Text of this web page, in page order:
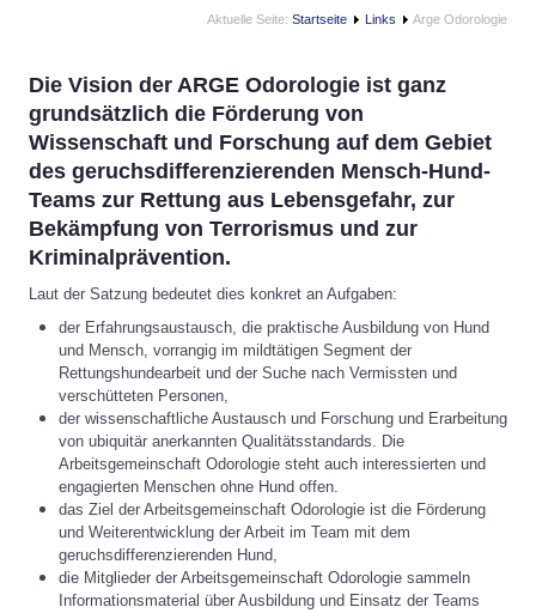
Aktuelle Seite: Startseite Links Arge Odorologie
Die Vision der ARGE Odorologie ist ganz
grundsätzlich die Förderung von
Wissenschaft und Forschung auf dem Gebiet
des geruchsdifferenzierenden Mensch‐Hund‐
Teams zur Rettung aus Lebensgefahr, zur
Bekämpfung von Terrorismus und zur
Kriminalprävention.
Laut der Satzung bedeutet dies konkret an Aufgaben:
der Erfahrungsaustausch, die praktische Ausbildung von Hund
und Mensch, vorrangig im mildtätigen Segment der
Rettungshundearbeit und der Suche nach Vermissten und
verschütteten Personen,
der wissenschaftliche Austausch und Forschung und Erarbeitung
von ubiquitär anerkannten Qualitätsstandards. Die
Arbeitsgemeinschaft Odorologie steht auch interessierten und
engagierten Menschen ohne Hund offen.
das Ziel der Arbeitsgemeinschaft Odorologie ist die Förderung
und Weiterentwicklung der Arbeit im Team mit dem
geruchsdifferenzierenden Hund,
die Mitglieder der Arbeitsgemeinschaft Odorologie sammeln
Informationsmaterial über Ausbildung und Einsatz der Teams